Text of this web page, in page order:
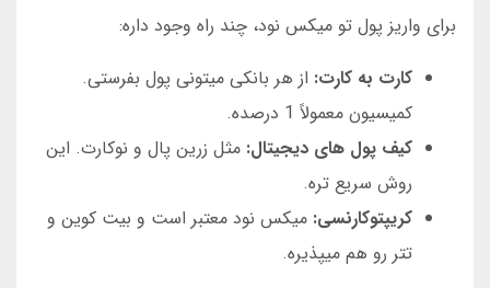
برای واریز پول تو میکس نود، چند راه وجود داره:
کارت به کارت: از هر بانکی میتونی پول بفرستی.
کمیسیون معمولاً 1 درصده.
کیف پول های دیجیتال: مثل زرین پال و نوکارت. این
روش سریع تره.
کریپتوکارنسی: میکس نود معتبر است و بیت کوین و
تتر رو هم میپذیره.